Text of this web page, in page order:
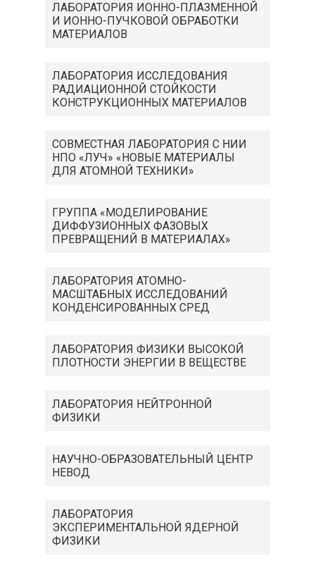
ЛАБОРАТОРИЯ ИОННО-ПЛАЗМЕННОЙ
И ИОННО-ПУЧКОВОЙ ОБРАБОТКИ
МАТЕРИАЛОВ
ЛАБОРАТОРИЯ ИССЛЕДОВАНИЯ
РАДИАЦИОННОЙ СТОЙКОСТИ
КОНСТРУКЦИОННЫХ МАТЕРИАЛОВ
СОВМЕСТНАЯ ЛАБОРАТОРИЯ С НИИ
НПО «ЛУЧ» «НОВЫЕ МАТЕРИАЛЫ
ДЛЯ АТОМНОЙ ТЕХНИКИ»
ГРУППА «МОДЕЛИРОВАНИЕ
ДИФФУЗИОННЫХ ФАЗОВЫХ
ПРЕВРАЩЕНИЙ В МАТЕРИАЛАХ»
ЛАБОРАТОРИЯ АТОМНО-
МАСШТАБНЫХ ИССЛЕДОВАНИЙ
КОНДЕНСИРОВАННЫХ СРЕД
ЛАБОРАТОРИЯ ФИЗИКИ ВЫСОКОЙ
ПЛОТНОСТИ ЭНЕРГИИ В ВЕЩЕСТВЕ
ЛАБОРАТОРИЯ НЕЙТРОННОЙ
ФИЗИКИ
НАУЧНО-ОБРАЗОВАТЕЛЬНЫЙ ЦЕНТР
НЕВОД
ЛАБОРАТОРИЯ
ЭКСПЕРИМЕНТАЛЬНОЙ ЯДЕРНОЙ
ФИЗИКИ